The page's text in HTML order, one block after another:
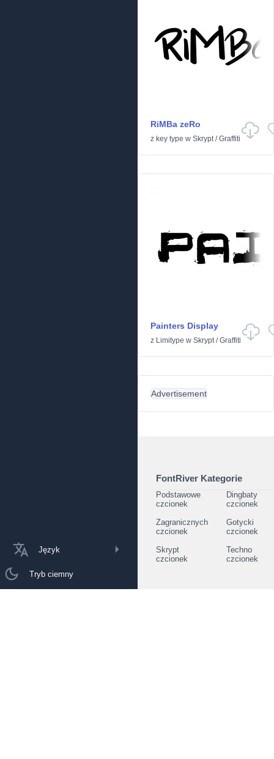
Język
Tryb ciemny
RiMBa zeRo
z key type w Skrypt/Graffiti
Painters Display
z Limitype w Skrypt/Graffiti
Advertisement
FontRiver Kategorie
Podstawowe
czcionek
Dingbaty
czcionek
Zagranicznych
czcionek
Gotycki
czcionek
Skrypt
czcionek
Techno
czcionek